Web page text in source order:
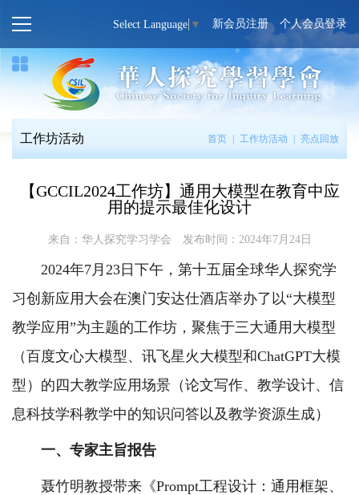
Select Language ▼ 新会员注册 个人会员登录
工作坊活动 首页 工作坊活动 亮点回放
【GCCIL2024工作坊】通用大模型在教育中应
用的提示最佳化设计
来自：华人探究学习学会 发布时间：2024年7月24日
2024年7月23日下午，第十五届全球华人探究学
习创新应用大会在澳门安达仕酒店举办了以“大模型
教学应用”为主题的工作坊，聚焦于三大通用大模型
（百度文心大模型、讯飞星火大模型和ChatGPT大模
型）的四大教学应用场景（论文写作、教学设计、信
息科技学科教学中的知识问答以及教学资源生成）
一、专家主旨报告
聂竹明教授带来《Prompt工程设计：通用框架、